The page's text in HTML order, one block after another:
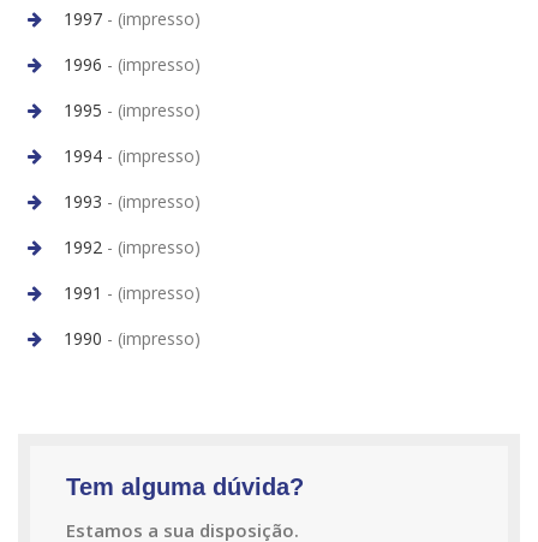
1997 - (impresso)
1996 - (impresso)
1995 - (impresso)
1994 - (impresso)
1993 - (impresso)
1992 - (impresso)
1991 - (impresso)
1990 - (impresso)
Tem alguma dúvida?
Estamos a sua disposição.